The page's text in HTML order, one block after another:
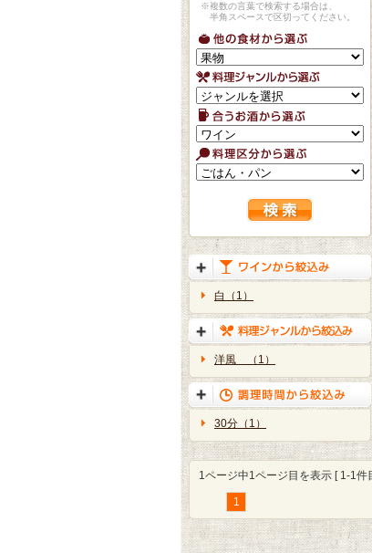
※複数の言葉で検索する場合は、
半角スペースで区切ってください。
白（1）
洋風 （1）
30分（1）
1ページ中1ページ目を表示 [ 1-1件
1